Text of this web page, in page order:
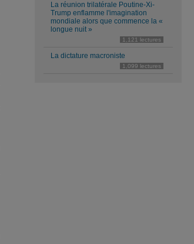
La réunion trilatérale Poutine-Xi-
Trump enflamme l'imagination
mondiale alors que commence la «
longue nuit »
1,121 lectures
La dictature macroniste
1,099 lectures